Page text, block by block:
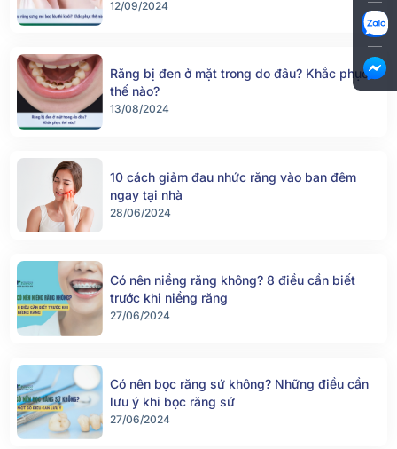
12/09/2024
Răng bị đen ở mặt trong do đâu? Khắc phục
thế nào?
13/08/2024
10 cách giảm đau nhức răng vào ban đêm
ngay tại nhà
28/06/2024
Có nên niềng răng không? 8 điều cần biết
trước khi niềng răng
27/06/2024
Có nên bọc răng sứ không? Những điều cần
lưu ý khi bọc răng sứ
27/06/2024